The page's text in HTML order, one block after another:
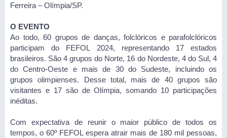
Ferreira – Olímpia/SP.
O EVENTO
Ao todo, 60 grupos de danças, folclóricos e parafolclóricos
participam do FEFOL 2024, representando 17 estados
brasileiros. São 4 grupos do Norte, 16 do Nordeste, 4 do Sul, 4
do Centro-Oeste e mais de 30 do Sudeste, incluindo os
grupos olimpienses. Desse total, mais de 40 grupos são
visitantes e 17 são de Olímpia, somando 10 participações
inéditas.
Com expectativa de reunir o maior público de todos os
tempos, o 60º FEFOL espera atrair mais de 180 mil pessoas,